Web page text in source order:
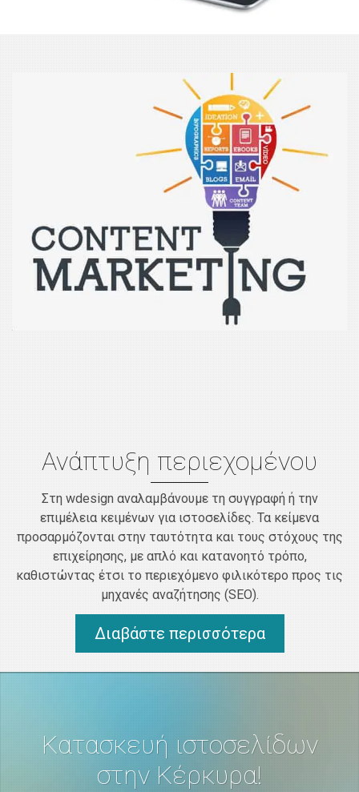
Ανάπτυξη περιεχομένου
Στη wdesign αναλαμβάνουμε τη συγγραφή ή την
επιμέλεια κειμένων για ιστοσελίδες. Τα κείμενα
προσαρμόζονται στην ταυτότητα και τους στόχους της
επιχείρησης, με απλό και κατανοητό τρόπο,
καθιστώντας έτσι το περιεχόμενο φιλικότερο προς τις
μηχανές αναζήτησης (SEO).
Διαβάστε περισσότερα
Κατασκευή ιστοσελίδων
στην Κέρκυρα!